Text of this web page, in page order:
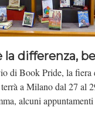
la differenza,
di Book Pride, la fiera
a Milano dal 27 al
alcuni